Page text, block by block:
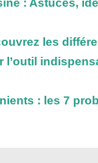
: Astuces,
les
l’outil
: les 7